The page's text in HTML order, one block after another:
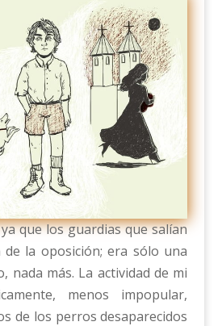
que los guardias que salían
la oposición; era sólo una
nada más. La actividad de mi
menos impopular,
de los perros desaparecidos